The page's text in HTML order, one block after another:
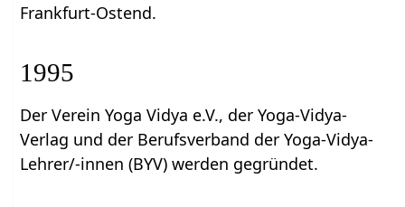
Frankfurt-Ostend.
1995
Der Verein Yoga Vidya e.V., der Yoga-Vidya-
Verlag und der Berufsverband der Yoga-Vidya-
Lehrer/-innen (BYV) werden gegründet.